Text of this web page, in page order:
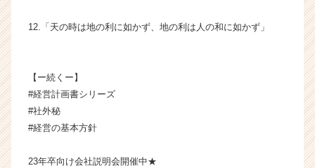
12.「天の時は地の利に如かず、地の利は人の和に如かず」
【ー続くー】
#経営計画書シリーズ
#社外秘
#経営の基本方針
23年卒向け会社説明会開催中★